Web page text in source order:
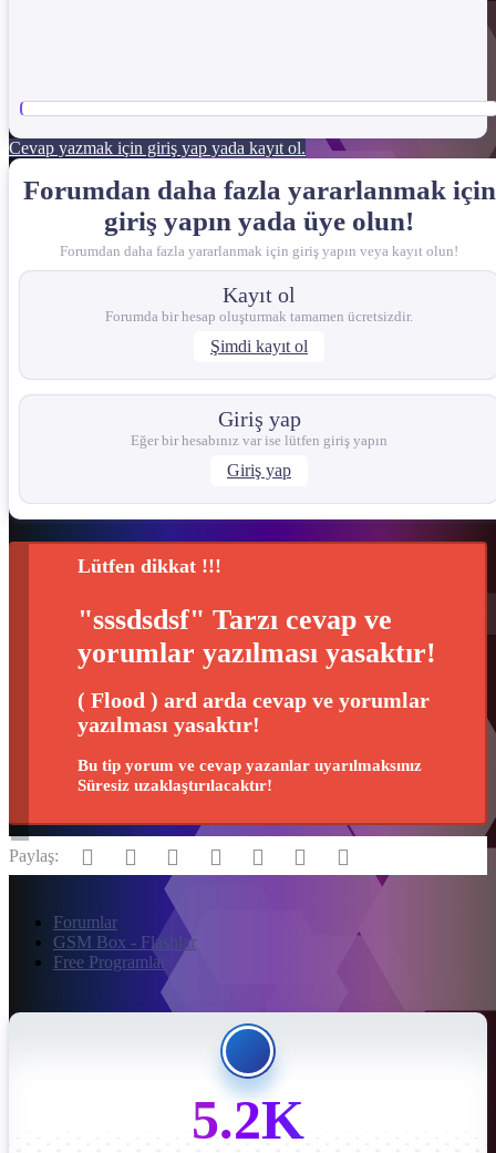
Cevap yazmak için giriş yap yada kayıt ol.
Forumdan daha fazla yararlanmak için
giriş yapın yada üye olun!
Forumdan daha fazla yararlanmak için giriş yapın veya kayıt olun!
Kayıt ol
Forumda bir hesap oluşturmak tamamen ücretsizdir.
Şimdi kayıt ol
Giriş yap
Eğer bir hesabınız var ise lütfen giriş yapın
Giriş yap
Lütfen dikkat !!!
"sssdsdsf" Tarzı cevap ve
yorumlar yazılması yasaktır!
( Flood ) ard arda cevap ve yorumlar
yazılması yasaktır!
Bu tip yorum ve cevap yazanlar uyarılmaksınız
Süresiz uzaklaştırılacaktır!
Paylaş: FacebookTwitter Reddit PinterestTumblr WhatsApp
Forumlar
GSM Box - Flashlar
Free Programlar
5.2K